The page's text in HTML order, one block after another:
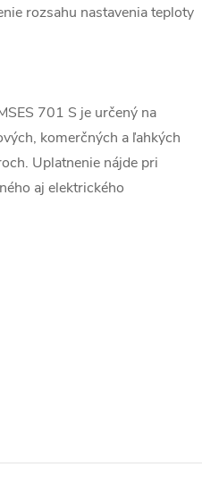
rozsahu nastavenia teploty
701 S je určený na
komerčných a ľahkých
Uplatnenie nájde pri
aj elektrického